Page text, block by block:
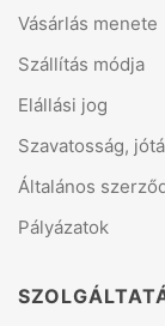
Vásárlás menete
Szállítás módja
Elállási jog
Szavatosság,
Általános
Pályázatok